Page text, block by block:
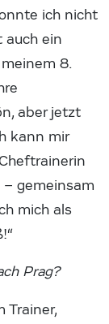
ich nicht
auch ein
8.
aber jetzt
kann mir
gemeinsam
mich als
Prag?
Trainer,